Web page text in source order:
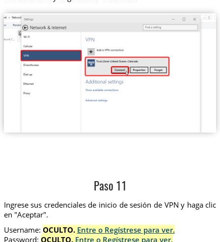
Trust.Zone-United-States-Colorado
Paso 11
Ingrese sus credenciales de inicio de sesión de VPN y haga clic
en "Aceptar".
Username: OCULTO. Entre o Regístrese para ver.
Password: OCULTO. Entre o Regístrese para ver.